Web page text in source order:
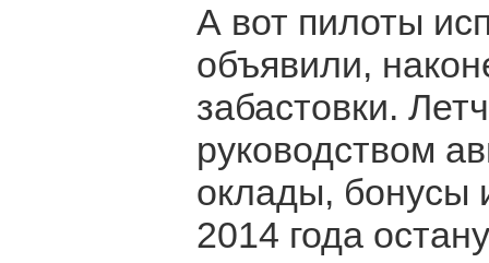
А вот пилоты
объявили,
забастовки.
руководством
оклады, бонусы
2014 года